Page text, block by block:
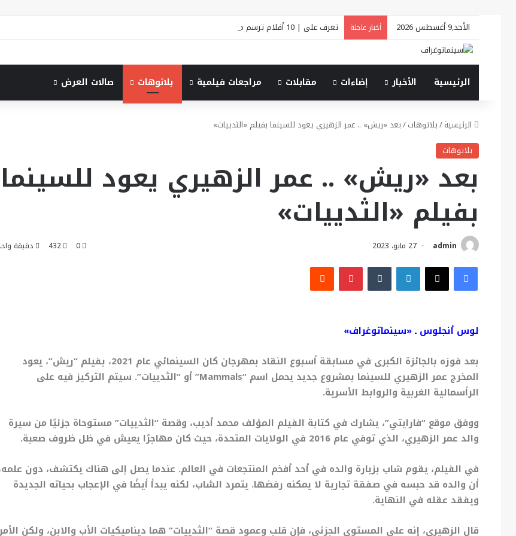
الأحد,9 أغسطس 2026 أخبار عاجلة تعرف على | 10 أفلام ترسم ملامح «فينيسيا السينمائي 2026»
الرئيسية الأخبار إضاءات مقابلات مراجعات فيلمية بلاتوهات صالات العرض
الرئيسية/بلاتوهات/بعد «ريش» .. عمر الزهيري يعود للسينما بفيلم «الثدييات»
بلاتوهات
بعد «ريش» .. عمر الزهيري يعود للسينما
بفيلم «الثدييات»
admin 27 مايو، 2023 0
432 دقيقة
فيسبوكX لينكدإن بينتيريست
لوس أنجلوس ـ «سينماتوغراف»
بعد فوزه بالجائزة الكبرى في مسابقة أسبوع النقاد بمهرجان كان السينمائي عام 2021، بفيلم “ريش”، يعود
المخرج عمر الزهيري للسينما بمشروع جديد يحمل اسم “Mammals” أو “الثدييات”. سيتم التركيز فيه على
الرأسمالية الغربية والروابط الأسرية.
ووفق موقع “فارايتي”، يشارك في كتابة الفيلم المؤلف محمد أديب، وقصة “الثدييات” مستوحاة جزئيًا من سيرة
والد عمر الزهيري، الذي توفي عام 2016 في الولايات المتحدة، حيث كان مهاجرًا يعيش في ظل ظروف صعبة.
في الفيلم، يقوم شاب بزيارة والده في أحد أفخم المنتجعات في العالم. عندما يصل إلى هناك يكتشف، دون
أن والده قد حبسه في صفقة تجارية لا يمكنه رفضها. يتمرد الشاب، لكنه يبدأ أيضًا في الإعجاب بحياته الجديدة
ويفقد عقله في النهاية.
قال الزهيري، إنه على المستوى الجزئي، فإن قلب وعمود قصة “الثدييات” هما ديناميكيات الأب والابن، ولكن